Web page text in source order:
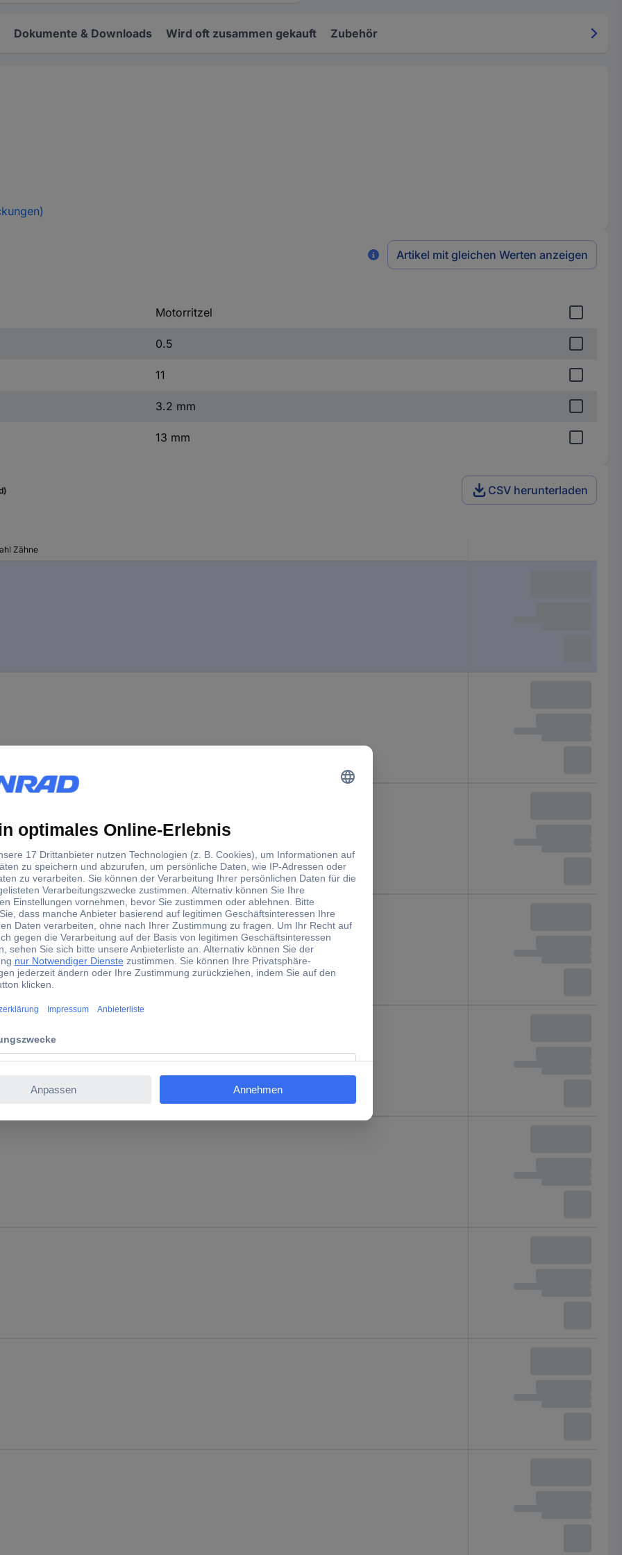
Dokumente & Downloads Wird oft zusammen gekauft Zubehör
Artikel mit gleichen Werten anzeigen
Motorritzel
0.5
11
3.2 mm
13 mm
CSV herunterladen
Zähne